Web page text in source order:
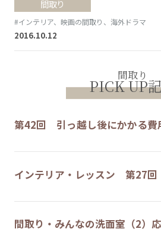
間取り
#インテリア、映画の間取り、海外ドラマ
2016.10.12
間取り
PICK UP
第42回 引っ越し後にかかる
インテリア・レッスン 第27回
間取り・みんなの洗面室（2